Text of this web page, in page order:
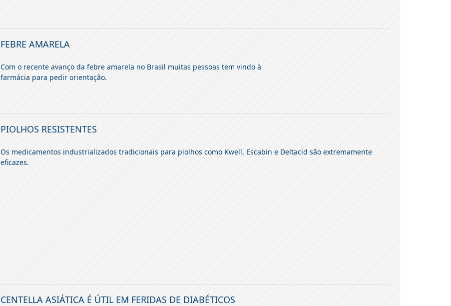
FEBRE AMARELA
Com o recente avanço da febre amarela no Brasil muitas pessoas tem vindo à
farmácia para pedir orientação.
PIOLHOS RESISTENTES
Os medicamentos industrializados tradicionais para piolhos como Kwell, Escabin e Deltacid são extremamente
eficazes.
CENTELLA ASIÁTICA É ÚTIL EM FERIDAS DE DIABÉTICOS